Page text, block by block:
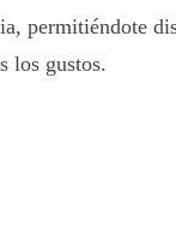
los gustos.